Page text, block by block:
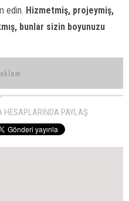
edin. Hizmetmiş, projeymiş,
bunlar sizin boyunuzu
HESAPLARINDA PAYLAŞ